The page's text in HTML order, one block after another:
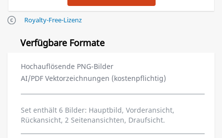
Royalty-Free-Lizenz
Verfügbare Formate
Hochauflösende PNG-Bilder
AI/PDF Vektorzeichnungen (kostenpflichtig)
Set enthält 6 Bilder: Hauptbild, Vorderansicht,
Rückansicht, 2 Seitenansichten, Draufsicht.